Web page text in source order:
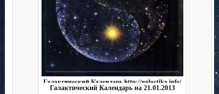
Галактический Календарь на 21.01.2013